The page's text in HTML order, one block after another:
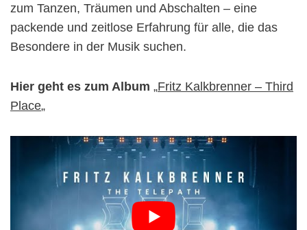
zum Tanzen, Träumen und Abschalten – eine
packende und zeitlose Erfahrung für alle, die das
Besondere in der Musik suchen.
Hier geht es zum Album „Fritz Kalkbrenner – Third
Place„